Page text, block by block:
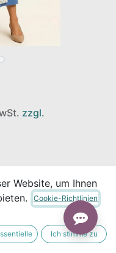
zzgl.
wenn wieder
Website, um Ihnen
Cookie-Richtlinien
Ich stimme zu